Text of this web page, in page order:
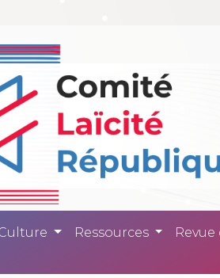
Ressources Revue